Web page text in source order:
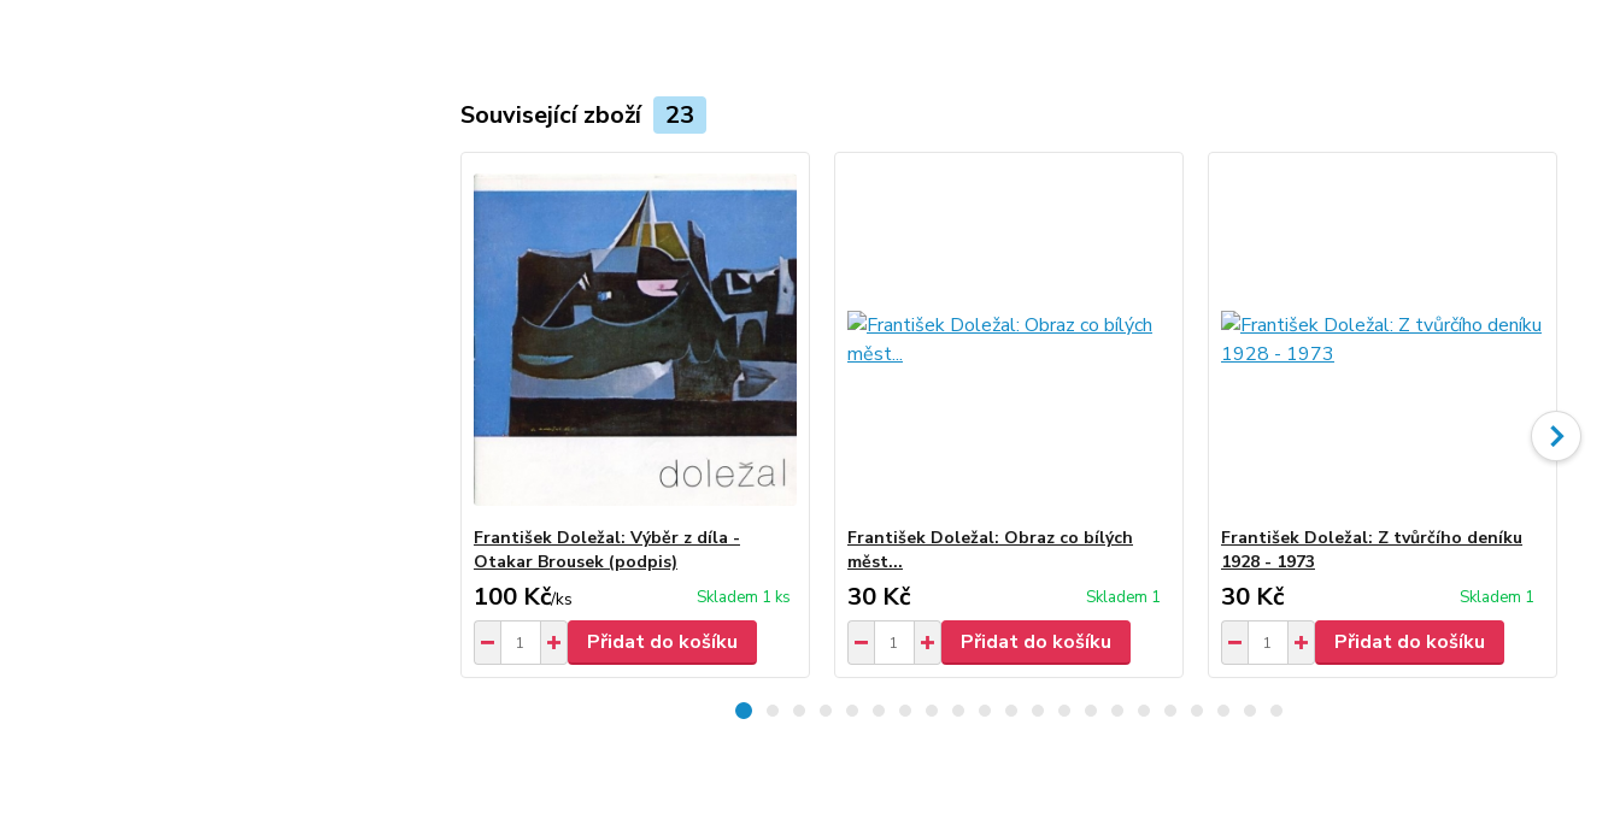
Související zboží 23
František Doležal: Výběr z díla -
Otakar Brousek (podpis)
100 Kč/ks Skladem 1 ks
Přidat do košíku
František Doležal: Obraz co bílých
měst...
30 Kč Skladem 1
Přidat do košíku
František Doležal: Z tvůrčího deníku
1928 - 1973
30 Kč Skladem 1
Přidat do košíku